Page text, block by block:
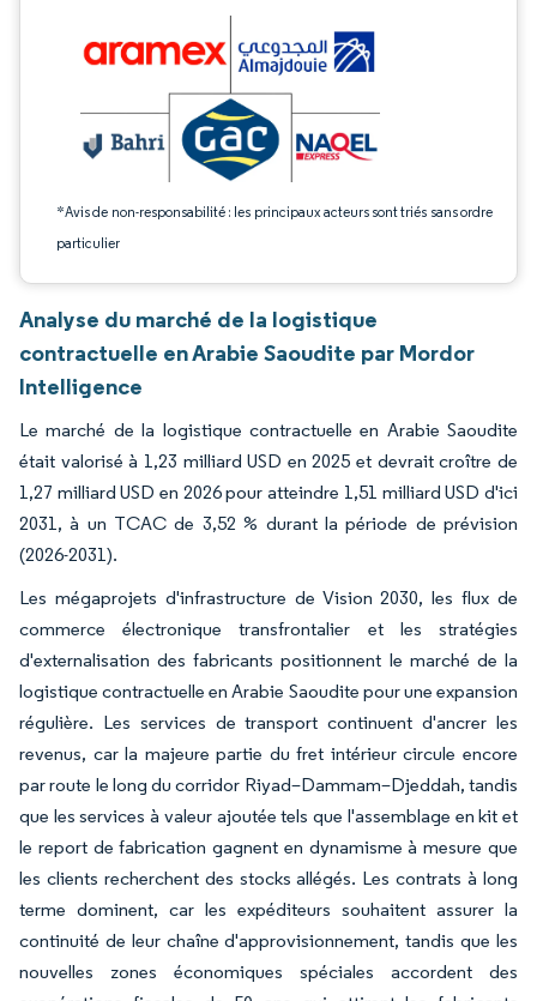
*Avis de non-responsabilité : les principaux acteurs sont triés sans ordre
particulier
Analyse du marché de la logistique
contractuelle en Arabie Saoudite par Mordor
Intelligence
Le marché de la logistique contractuelle en Arabie Saoudite
était valorisé à 1,23 milliard USD en 2025 et devrait croître de
1,27 milliard USD en 2026 pour atteindre 1,51 milliard USD d'ici
2031, à un TCAC de 3,52 % durant la période de prévision
(2026-2031).
Les mégaprojets d'infrastructure de Vision 2030, les flux de
commerce électronique transfrontalier et les stratégies
d'externalisation des fabricants positionnent le marché de la
logistique contractuelle en Arabie Saoudite pour une expansion
régulière. Les services de transport continuent d'ancrer les
revenus, car la majeure partie du fret intérieur circule encore
par route le long du corridor Riyad–Dammam–Djeddah, tandis
que les services à valeur ajoutée tels que l'assemblage en kit et
le report de fabrication gagnent en dynamisme à mesure que
les clients recherchent des stocks allégés. Les contrats à long
terme dominent, car les expéditeurs souhaitent assurer la
continuité de leur chaîne d'approvisionnement, tandis que les
nouvelles zones économiques spéciales accordent des